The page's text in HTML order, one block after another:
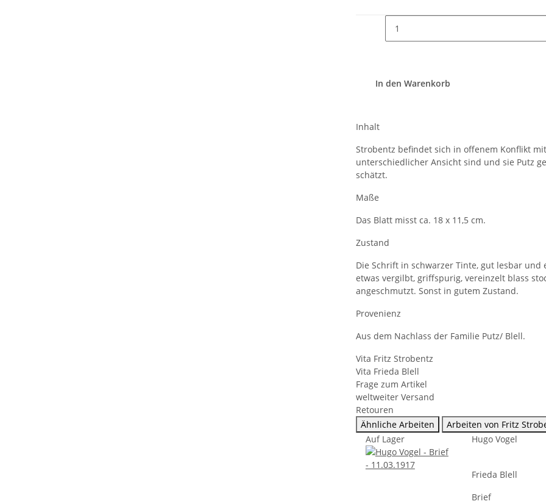
In den Warenkorb
Inhalt
Strobentz befindet sich in offenem Konflikt
unterschiedlicher Ansicht sind und sie Putz
schätzt.
Maße
Das Blatt misst ca. 18 x 11,5 cm.
Zustand
Die Schrift in schwarzer Tinte, gut lesbar
etwas vergilbt, griffspurig, vereinzelt blass
angeschmutzt. Sonst in gutem Zustand.
Provenienz
Aus dem Nachlass der Familie Putz/ Blell.
Vita Fritz Strobentz
Vita Frieda Blell
Frage zum Artikel
weltweiter Versand
Retouren
Ähnliche Arbeiten
Arbeiten von Fritz
Auf Lager
Hugo Vogel
Frieda Blell
Brief